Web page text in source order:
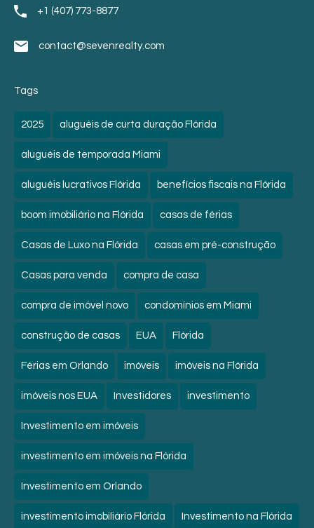
+1 (407) 773-8877
contact@sevenrealty.com
Tags
2025 aluguéis de curta duração Flórida
aluguéis de temporada Miami
aluguéis lucrativos Flórida benefícios fiscais na Flórida
boom imobiliário na Flórida casas de férias
Casas de Luxo na Flórida casas em pré-construção
Casas para venda compra de casa
compra de imóvel novo condomínios em Miami
construção de casas EUA Flórida
Férias em Orlando imóveis imóveis na Flórida
imóveis nos EUA Investidores investimento
Investimento em imóveis
investimento em imóveis na Flórida
Investimento em Orlando
investimento imobiliário Flórida Investimento na Flórida